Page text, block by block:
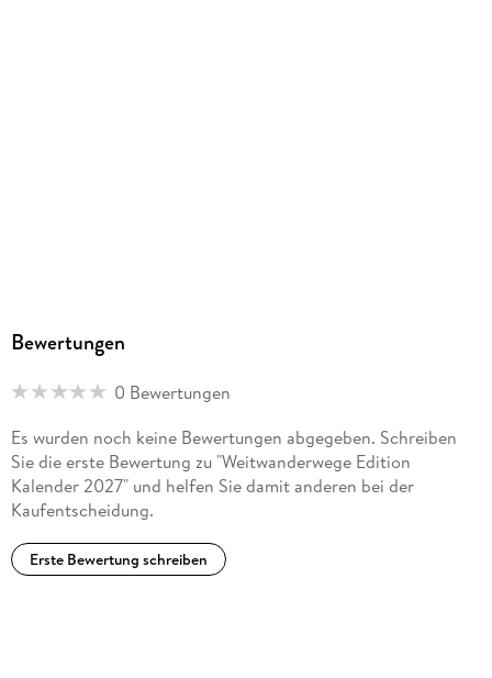
Bewertungen
0 Bewertungen
Es wurden noch keine Bewertungen abgegeben. Schreiben
Sie die erste Bewertung zu "Weitwanderwege Edition
Kalender 2027" und helfen Sie damit anderen bei der
Kaufentscheidung.
Erste Bewertung schreiben